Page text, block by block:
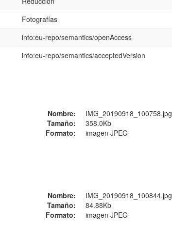
Fotografías
info:eu-repo/semantics/openAccess
info:eu-repo/semantics/acceptedVersion
Nombre:
IMG_20190918_100758.jpg
Tamaño:
358.0Kb
Formato:
imagen JPEG
Nombre:
IMG_20190918_100844.jpg
Tamaño:
84.88Kb
Formato:
imagen JPEG